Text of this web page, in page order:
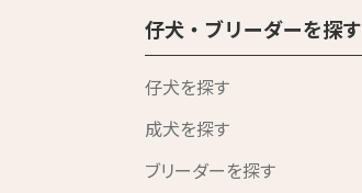
仔犬・ブリーダーを探す
仔犬を探す
成犬を探す
ブリーダーを探す